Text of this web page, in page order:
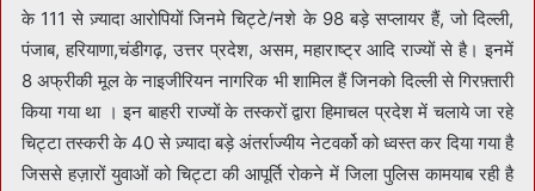
के 111 से ज़्यादा आरोपियों जिनमे चिट्टे/नशे के 98 बड़े सप्लायर हैं, जो दिल्ली,
पंजाब, हरियाणा,चंडीगढ़, उत्तर प्रदेश, असम, महाराष्ट्र आदि राज्यों से है। इनमें
8 अफ्रीकी मूल के नाइजीरियन नागरिक भी शामिल हैं जिनको दिल्ली से गिरफ़्तारी
किया गया था । इन बाहरी राज्यों के तस्करों द्वारा हिमाचल प्रदेश में चलाये जा रहे
चिट्टा तस्करी के 40 से ज़्यादा बड़े अंतर्राज्यीय नेटवर्को को ध्वस्त कर दिया गया है
जिससे हज़ारों युवाओं को चिट्टा की आपूर्ति रोकने में जिला पुलिस कामयाब रही है